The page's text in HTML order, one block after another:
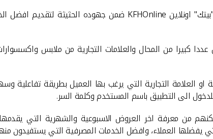
اونلاين KFHOnline ضمن جهوده الحثيثة لتقديم افضل
كبيرا من المحال والعلامات التجارية من ملابس
او العلامة التجارية التي يرغب بها العميل بطريقة
الى التطبيق باسم المستخدم وكلمة السر.
من معرفة اخر العروض الاسبوعية والشهرية التي
يفضلها العملاء، وافضل الخدمات المصرفية التي يستفيدون